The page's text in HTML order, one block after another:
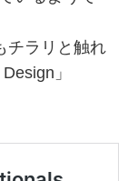
チラリと触れ
」